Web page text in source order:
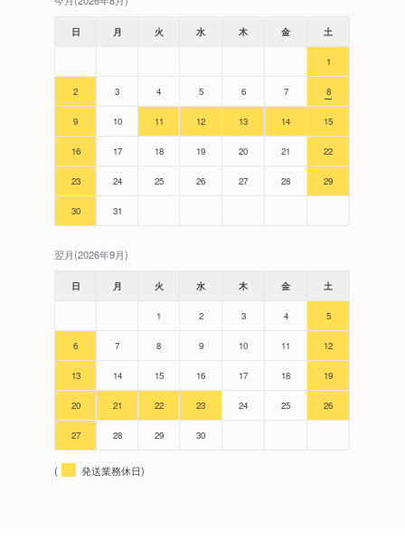
日 月 火 水 木 金 土
1
2 3 4 5 6 7 8
9 10 11 12 13 14 15
16 17 18 19 20 21 22
23 24 25 26 27 28 29
30 31
翌月(2026年9月)
日 月 火 水 木 金 土
1 2 3 4 5
6 7 8 9 10 11 12
13 14 15 16 17 18 19
20 21 22 23 24 25 26
27 28 29 30
( 発送業務休日)